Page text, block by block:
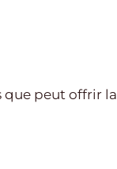
que peut offrir